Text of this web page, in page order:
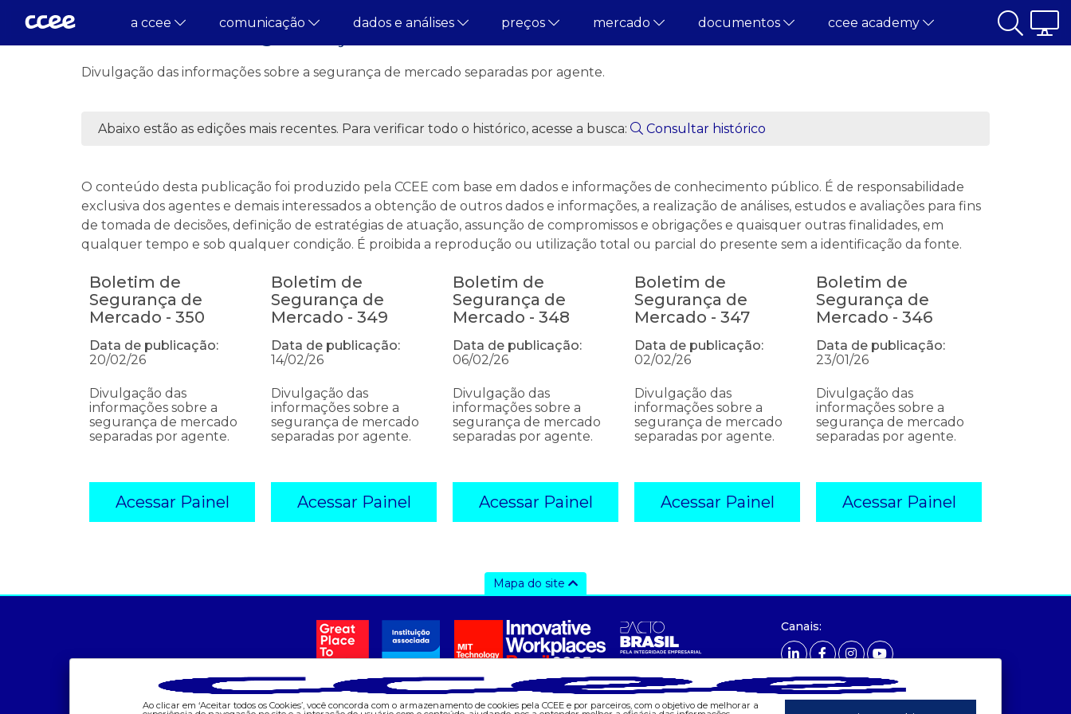
a ccee comunicação dados e análises preços mercado documentos ccee academy
Boletim de Segurança de Mercado - 333
Divulgação das informações sobre a segurança de mercado separadas por agente.
Abaixo estão as edições mais recentes. Para verificar todo o histórico, acesse a busca: Consultar histórico
O conteúdo desta publicação foi produzido pela CCEE com base em dados e informações de conhecimento público. É de responsabilidade
exclusiva dos agentes e demais interessados a obtenção de outros dados e informações, a realização de análises, estudos e avaliações para fins
de tomada de decisões, definição de estratégias de atuação, assunção de compromissos e obrigações e quaisquer outras finalidades, em
qualquer tempo e sob qualquer condição. É proibida a reprodução ou utilização total ou parcial do presente sem a identificação da fonte.
Boletim de
Segurança de
Mercado - 350
Data de publicação:
20/02/26
Divulgação das
informações sobre a
segurança de mercado
separadas por agente.
Acessar Painel
Boletim de
Segurança de
Mercado - 349
Data de publicação:
14/02/26
Divulgação das
informações sobre a
segurança de mercado
separadas por agente.
Acessar Painel
Boletim de
Segurança de
Mercado - 348
Data de publicação:
06/02/26
Divulgação das
informações sobre a
segurança de mercado
separadas por agente.
Acessar Painel
Boletim de
Segurança de
Mercado - 347
Data de publicação:
02/02/26
Divulgação das
informações sobre a
segurança de mercado
separadas por agente.
Acessar Painel
Boletim de
Segurança de
Mercado - 346
Data de publicação:
23/01/26
Divulgação das
informações sobre a
segurança de mercado
separadas por agente.
Acessar Painel
Mapa do site
- integridade, riscos e
- Comunicados
- Relacionamento
Personalizado
- Fale Conosco
- FAQ
- Banco Custodiante
- AppCCEE
- Bandeira Tarifária
- Contratos
- Conceitos de Preços
Canais:
App CCEE
Ao clicar em ‘Aceitar todos os Cookies’, você concorda com o armazenamento de cookies pela CCEE e por parceiros, com o objetivo de melhorar a